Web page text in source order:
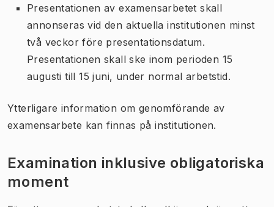
Presentationen av examensarbetet skall
annonseras vid den aktuella institutionen minst
två veckor före presentationsdatum.
Presentationen skall ske inom perioden 15
augusti till 15 juni, under normal arbetstid.
Ytterligare information om genomförande av
examensarbete kan finnas på institutionen.
Examination inklusive obligatoriska
moment